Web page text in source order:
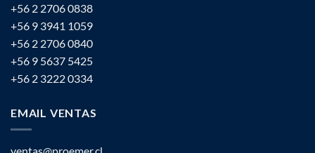
+56 2 2706 0838
+56 9 3941 1059
+56 2 2706 0840
+56 9 5637 5425
+56 2 3222 0334
EMAIL VENTAS